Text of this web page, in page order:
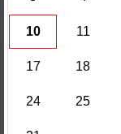
10 11
17 18
24 25